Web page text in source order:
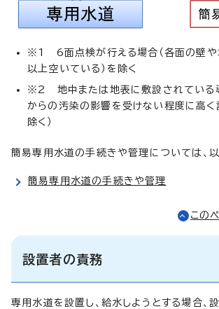
※1 6面点検が行える場合（各面の壁
以上空いている）を除く
※2 地中または地表に敷設されている
からの汚染の影響を受けない程度に高く
除く）
簡易専用水道の手続きや管理については、以
簡易専用水道の手続きや管理
この
設置者の責務
専用水道を設置し、給水しようとする場合、